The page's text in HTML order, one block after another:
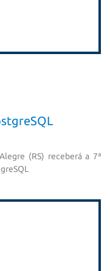
(RS) receberá a 7ª